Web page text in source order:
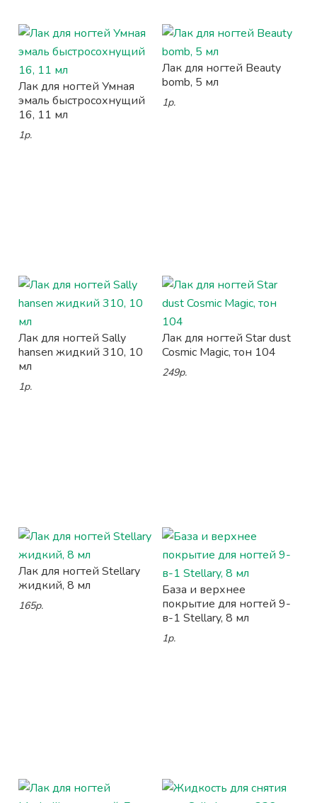
Лак для ногтей Умная
эмаль быстросохнущий
16, 11 мл
1р.
Лак для ногтей Beauty
bomb, 5 мл
1р.
Лак для ногтей Sally
hansen жидкий 310, 10
мл
1р.
Лак для ногтей Star dust
Cosmic Magic, тон 104
249р.
Лак для ногтей Stellary
жидкий, 8 мл
165р.
База и верхнее
покрытие для ногтей 9-
в-1 Stellary, 8 мл
1р.